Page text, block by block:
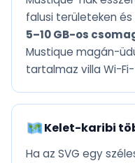
falusi területeken
5–10 GB-os
Mustique magán-
tartalmaz villa Wi-
Kelet-karibi
Ha az SVG egy